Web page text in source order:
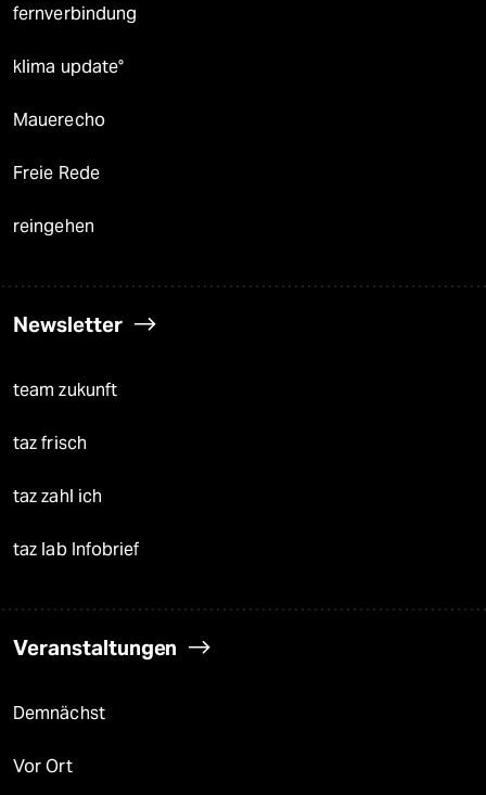
fernverbindung
klima update°
Mauerecho
Freie Rede
reingehen
Newsletter
team zukunft
taz frisch
taz zahl ich
taz lab Infobrief
Veranstaltungen
Demnächst
Vor Ort